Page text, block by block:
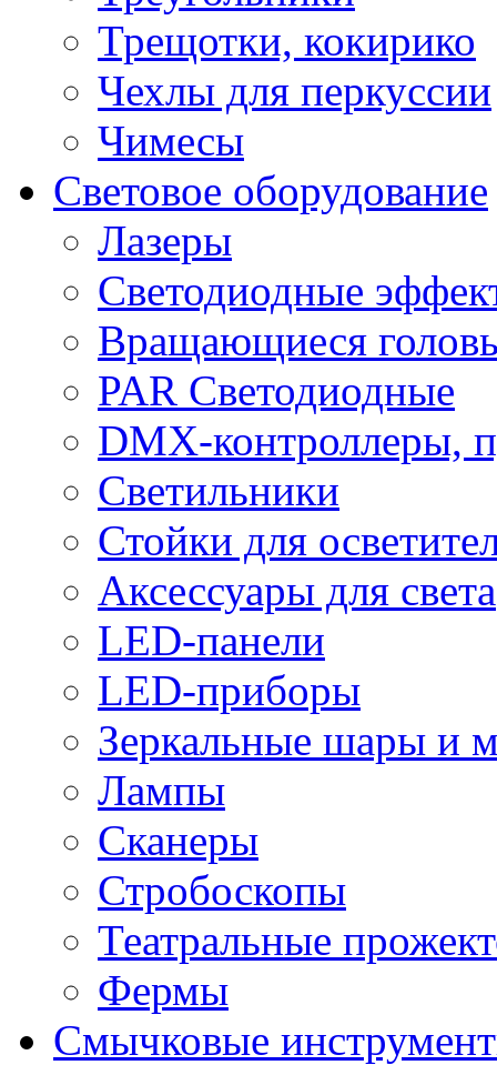
Трещотки, кокирико
Чехлы для перкуссии
Чимесы
Световое оборудование
Лазеры
Светодиодные
Вращающиеся
PAR Светодиодные
DMX-контроллеры,
Светильники
Стойки для
Аксессуары для света
LED-панели
LED-приборы
Зеркальные шары и
Лампы
Сканеры
Стробоскопы
Театральные
Фермы
Смычковые